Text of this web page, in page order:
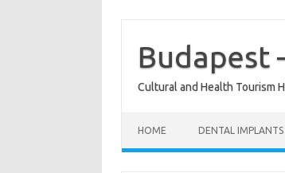
contentBudapest
Cultural and Health Tourism
HOME DENTAL IMPLANTS